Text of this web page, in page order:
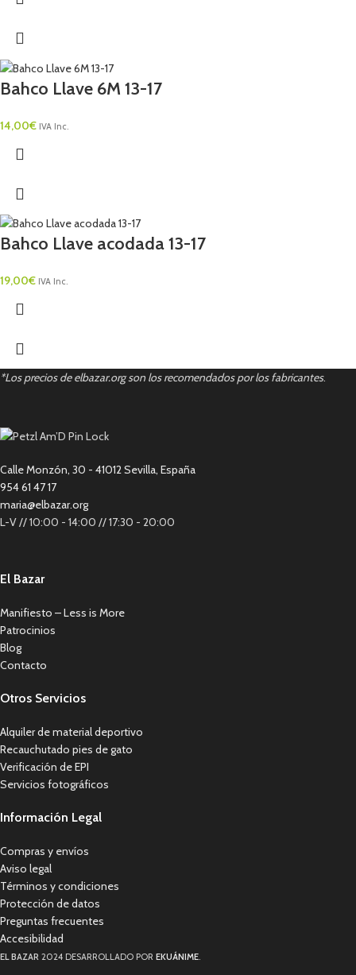
Bahco Llave 6M 13-17
14,00€ IVA Inc.
Bahco Llave acodada 13-17
19,00€ IVA Inc.
*Los precios de elbazar.org son los recomendados por los fabricantes.
Calle Monzón, 30 - 41012 Sevilla, España
954 61 47 17
maria@elbazar.org
L-V // 10:00 - 14:00 // 17:30 - 20:00
El Bazar
Manifiesto – Less is More
Patrocinios
Blog
Contacto
Otros Servicios
Alquiler de material deportivo
Recauchutado pies de gato
Verificación de EPI
Servicios fotográficos
Información Legal
Compras y envíos
Aviso legal
Términos y condiciones
Protección de datos
Preguntas frecuentes
Accesibilidad
EL BAZAR 2024 DESARROLLADO POR EKUÁNIME.